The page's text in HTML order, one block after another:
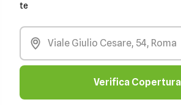
te
Verifica Copertura